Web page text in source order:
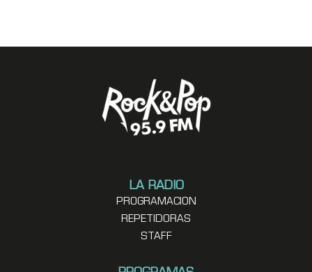
LA RADIO
PROGRAMACION
REPETIDORAS
STAFF